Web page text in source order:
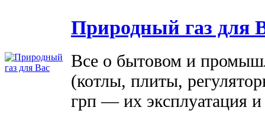
Природный газ для
Все о бытовом и
(котлы, плиты,
грп — их эксплуатация